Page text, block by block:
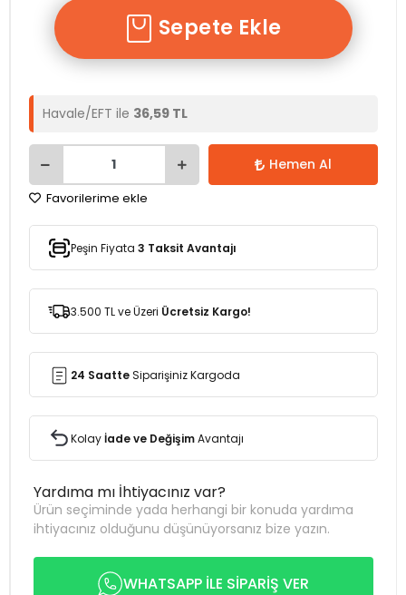
Sepete Ekle
Havale/EFT ile 36,59 TL
Hemen Al
Favorilerime ekle
Peşin Fiyata 3 Taksit Avantajı
3.500 TL ve Üzeri Ücretsiz Kargo!
24 SaatteSiparişiniz Kargoda
Kolayİade ve DeğişimAvantajı
Yardıma mı İhtiyacınız var?
Ürün seçiminde yada herhangi bir konuda yardıma
ihtiyacınız olduğunu düşünüyorsanız bize yazın.
WHATSAPP İLE SİPARİŞ VER